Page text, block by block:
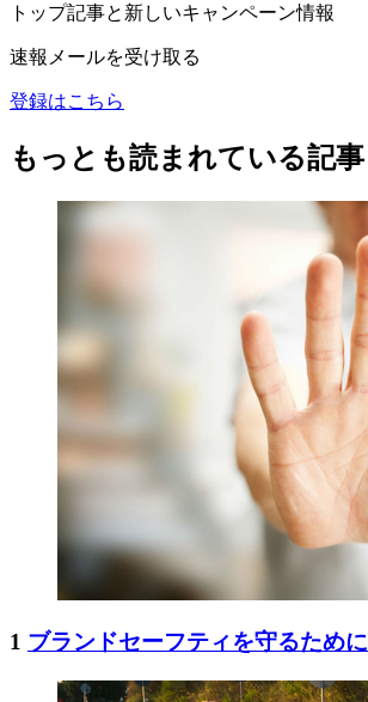
トップ記事と新しいキャンペーン情報
速報メールを受け取る
登録はこちら
もっとも読まれている記事
1 ブランドセーフティを守るために